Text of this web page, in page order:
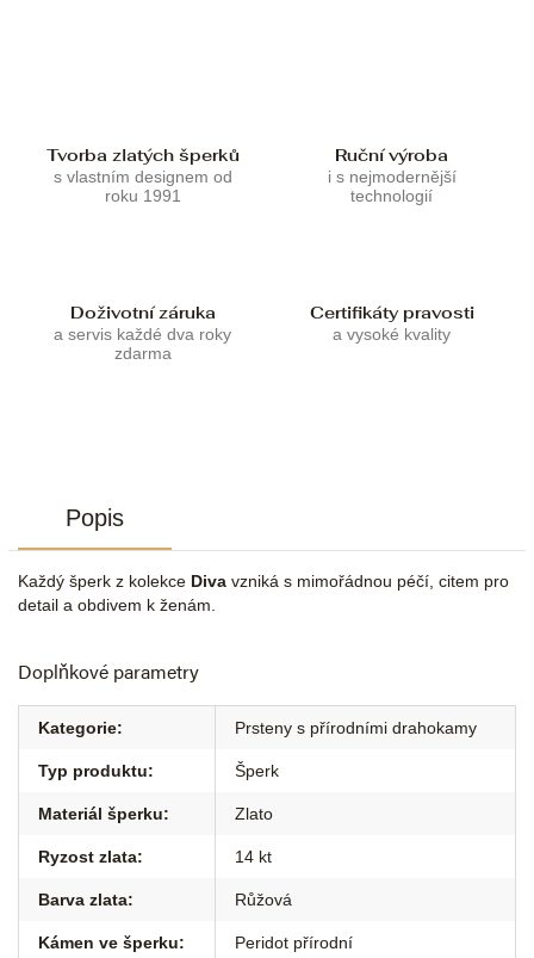
Tvorba zlatých šperků
s vlastním designem od
roku 1991
Ruční výroba
i s nejmodernější
technologií
Doživotní záruka
a servis každé dva roky
zdarma
Certifikáty pravosti
a vysoké kvality
Popis
Každý šperk z kolekce Diva vzniká s mimořádnou péčí, citem pro
detail a obdivem k ženám.
Doplňkové parametry
Kategorie: Prsteny s přírodními drahokamy
Typ produktu: Šperk
Materiál šperku: Zlato
Ryzost zlata: 14 kt
Barva zlata: Růžová
Kámen ve šperku: Peridot přírodní